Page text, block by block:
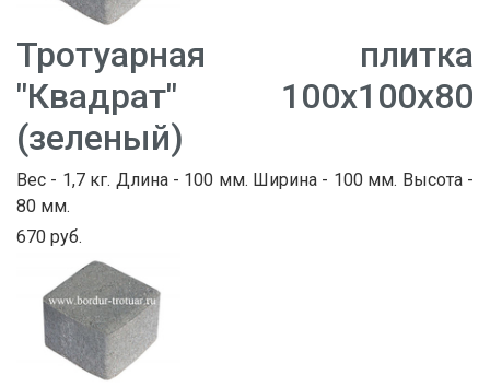
Тротуарная плитка
"Квадрат" 100х100х80
(зеленый)
Вес - 1,7 кг. Длина - 100 мм. Ширина - 100 мм. Высота -
80 мм.
670 руб.